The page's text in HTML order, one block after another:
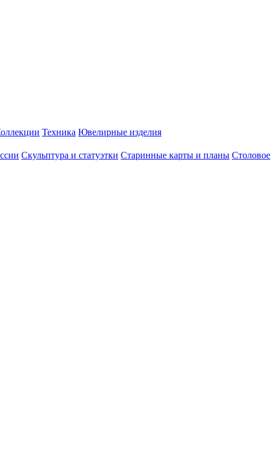
Техника Ювелирные изделия
Скульптура и статуэтки Старинные карты и планы Столовое